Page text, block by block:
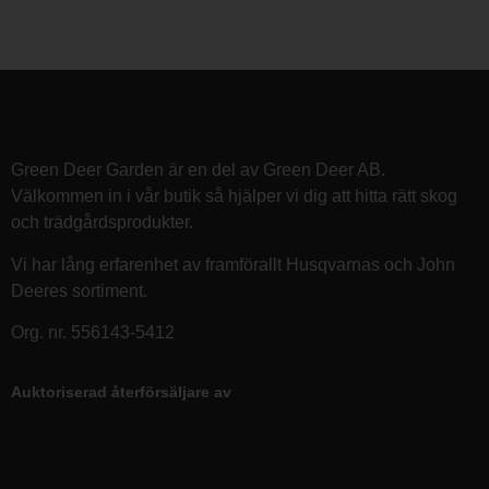
Green Deer Garden är en del av Green Deer AB.
Välkommen in i vår butik så hjälper vi dig att hitta rätt skog
och trädgårdsprodukter.
Vi har lång erfarenhet av framförallt Husqvarnas och John
Deeres sortiment.
Org. nr. 556143-5412
Auktoriserad återförsäljare av